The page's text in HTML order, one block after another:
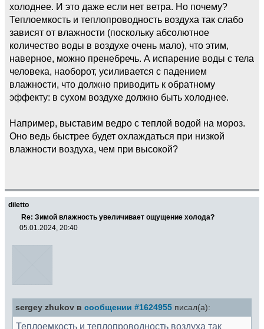
холоднее. И это даже если нет ветра. Но почему?
Теплоемкость и теплопроводность воздуха так слабо
зависят от влажности (поскольку абсолютное
количество воды в воздухе очень мало), что этим,
наверное, можно пренебречь. А испарение воды с тела
человека, наоборот, усиливается с падением
влажности, что должно приводить к обратному
эффекту: в сухом воздухе должно быть холоднее.
Например, выставим ведро с теплой водой на мороз.
Оно ведь быстрее будет охлаждаться при низкой
влажности воздуха, чем при высокой?
diletto
Re: Зимой влажность увеличивает ощущение холода?
05.01.2024, 20:40
sergey zhukov в сообщении #1624955 писал(а):
Теплоемкость и теплопроводность воздуха так